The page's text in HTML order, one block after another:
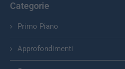
Categorie
Primo Piano
Approfondimenti